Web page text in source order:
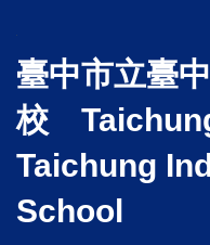
主
要
內
區
臺中市立臺
校
Taichung
School